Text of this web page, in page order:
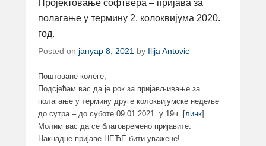
Пројектовање софтвера – пријава за
полагање у термину 2. колоквијума 2020.
год.
Posted on јануар 8, 2021 by Ilija Antovic
Поштоване колеге,
Подсјећам вас да је рок за пријављивање за
полагање у термину друге колоквијумске недеље
до сутра – до суботе 09.01.2021. у 19ч. [линк]
Молим вас да се благовремено пријавите.
Накнадне пријаве НЕЋЕ бити уважене!